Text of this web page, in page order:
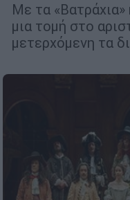
Με τα
μια τομή στο
μετερχόμενη τα